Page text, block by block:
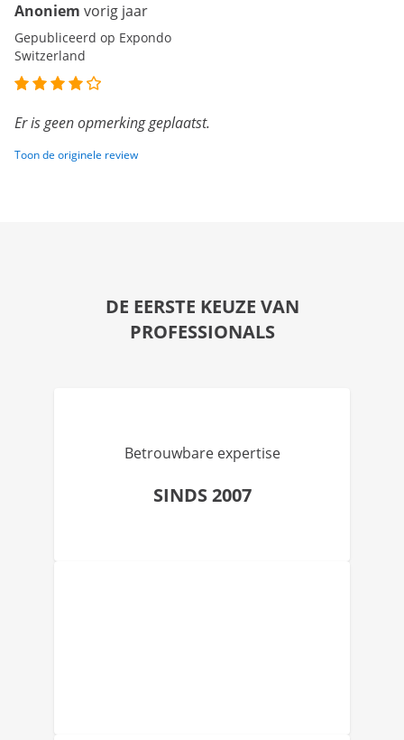
Anoniem vorig jaar
Gepubliceerd op Expondo
Switzerland
Er is geen opmerking geplaatst.
Toon de originele review
DE EERSTE KEUZE VAN
PROFESSIONALS
Betrouwbare expertise
SINDS 2007